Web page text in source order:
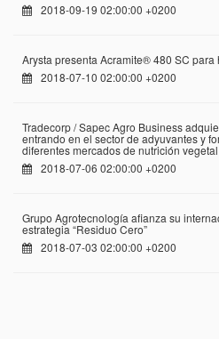
2018-09-19 02:00:00 +0200
Arysta presenta Acramite® 480 SC
2018-07-10 02:00:00 +0200
Tradecorp / Sapec Agro Business
entrando en el sector de adyuvantes y
diferentes mercados de nutrición
2018-07-06 02:00:00 +0200
Grupo Agrotecnología afianza su
estrategia “Residuo Cero”
2018-07-03 02:00:00 +0200